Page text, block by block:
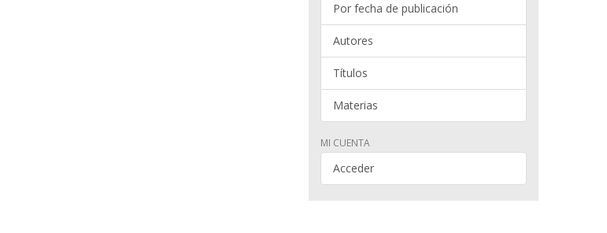
Por fecha de publicación
Autores
Títulos
Materias
MI CUENTA
Acceder